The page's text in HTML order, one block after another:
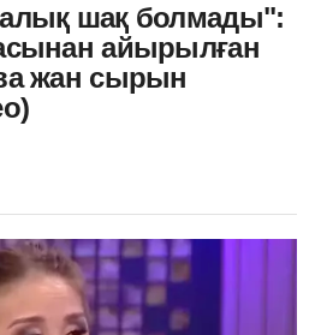
шақ болмады":
айырылған
жан сырын